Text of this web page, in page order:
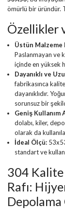
ömürlü bir üründür.
Özellikler
Üstün Malzeme
Paslanmayan ve
içinde en yüksek
Dayanıklı ve
fabrikasınca
dayanıklıdır.
sorunsuz bir
Geniş Kullanım
dolabı, kiler,
olarak da
İdeal Ölçü:
standart ve
304 Kalite
Rafı: